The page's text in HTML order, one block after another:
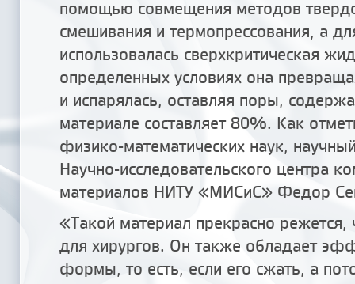
помощью совмещения методов
смешивания и термопрессования, а
использовалась сверхкритическая
определенных условиях она
и испарялась, оставляя поры,
материале составляет 80%. Как
физико-математических наук,
Научно-исследовательского центра
материалов НИТУ «МИСиС» Федор
«Такой материал прекрасно
для хирургов. Он также обладает
формы, то есть, если его сжать, а